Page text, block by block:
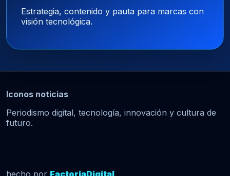
Estrategia, contenido y pauta para marcas con
visión tecnológica.
Iconos noticias
Periodismo digital, tecnología, innovación y cultura de
futuro.
hecho por FactoriaDigital